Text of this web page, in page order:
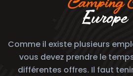
Comme il existe plusieurs
vous devez prendre le
différentes offres. Il faut